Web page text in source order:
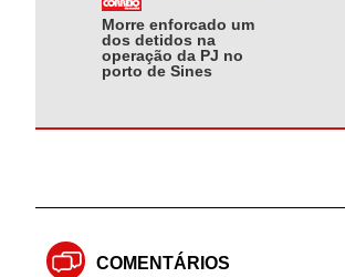
Morre enforcado um
dos detidos na
operação da PJ no
porto de Sines
COMENTÁRIOS